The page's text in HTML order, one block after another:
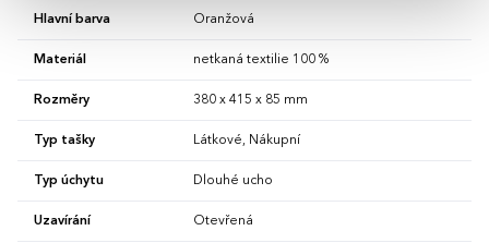
Hlavní barva Oranžová
Materiál netkaná textilie 100 %
Rozměry 380 x 415 x 85 mm
Typ tašky Látkové, Nákupní
Typ úchytu Dlouhé ucho
Uzavírání Otevřená